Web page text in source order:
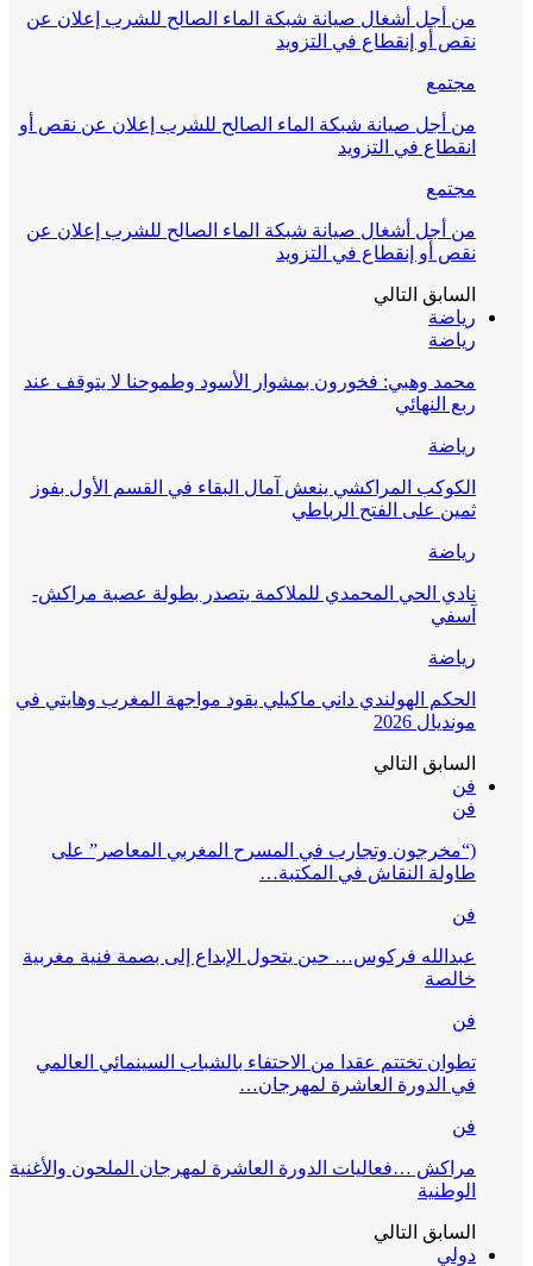
من أجل أشغال صيانة شبكة الماء الصالح للشرب إعلان عن
نقص أو إنقطاع في التزويد
مجتمع
من أجل صيانة شبكة الماء الصالح للشرب إعلان عن نقص أو
انقطاع في التزويد
مجتمع
من أجل أشغال صيانة شبكة الماء الصالح للشرب إعلان عن
نقص أو إنقطاع في التزويد
السابق التالي
رياضة
رياضة
محمد وهبي: فخورون بمشوار الأسود وطموحنا لا يتوقف عند
ربع النهائي
رياضة
الكوكب المراكشي ينعش آمال البقاء في القسم الأول بفوز
ثمين على الفتح الرباطي
رياضة
نادي الحي المحمدي للملاكمة يتصدر بطولة عصبة مراكش-
آسفي
رياضة
الحكم الهولندي داني ماكيلي يقود مواجهة المغرب وهايتي في
مونديال 2026
السابق التالي
فن
فن
(“مخرجون وتجارب في المسرح المغربي المعاصر” على
طاولة النقاش في المكتبة…
فن
عبدالله فركوس… حين يتحول الإبداع إلى بصمة فنية مغربية
خالصة
فن
تطوان تختتم عقدا من الاحتفاء بالشباب السينمائي العالمي
في الدورة العاشرة لمهرجان…
فن
مراكش …فعاليات الدورة العاشرة لمهرجان الملحون والأغنية
الوطنية
السابق التالي
دولي